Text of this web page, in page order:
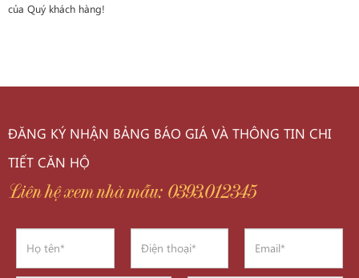
của Quý khách hàng!
ĐĂNG KÝ NHẬN BẢNG BÁO GIÁ VÀ THÔNG TIN CHI
TIẾT CĂN HỘ
Liên hệ xem nhà mẫu: 0393.012345